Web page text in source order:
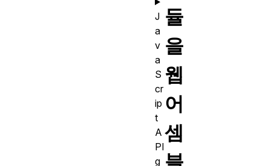
듈
을
웹
어
셈
블
J
a
v
a
S
cr
ip
t
A
PI
g